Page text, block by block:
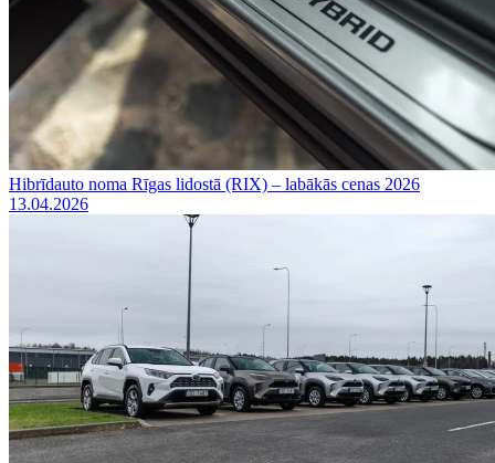
Hibrīdauto noma Rīgas lidostā (RIX) – labākās cenas 2026
13.04.2026